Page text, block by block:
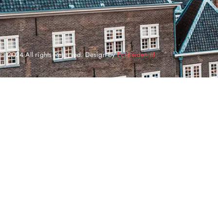
© 2024 All rights Reserved. Design byEchtleiden.nl